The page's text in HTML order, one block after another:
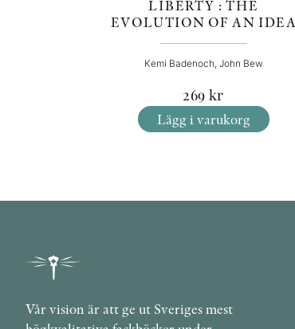
LIBERTY : THE
EVOLUTION OF AN IDEA
Kemi Badenoch, John Bew
269 kr
Lägg i varukorg
Vår vision är att ge ut Sveriges mest